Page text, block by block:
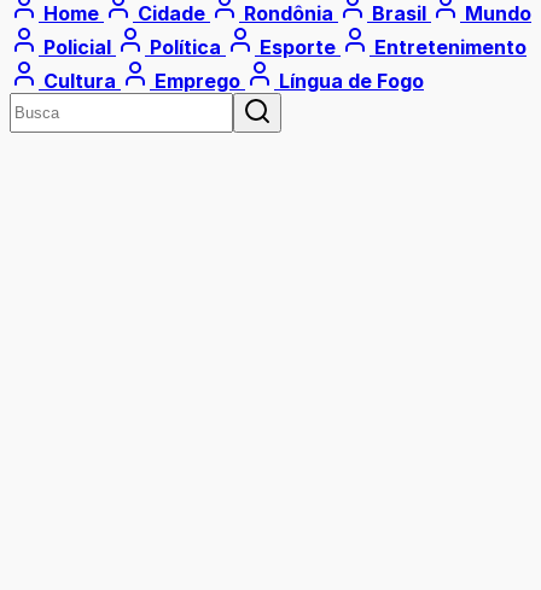
Home Cidade Rondônia Brasil
Mundo
Policial
Política Esporte
Entretenimento
Cultura
Emprego Língua de Fogo